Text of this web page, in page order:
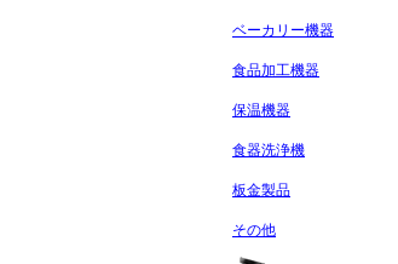
ベーカリー機器
食品加工機器
保温機器
食器洗浄機
板金製品
その他